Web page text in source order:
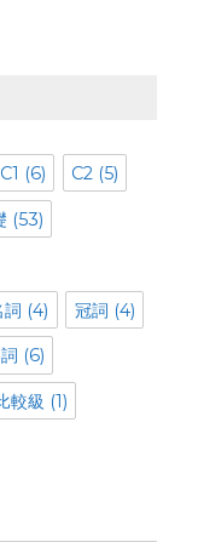
C1 (6) C2 (5)
(53)
詞 (4) 冠詞 (4)
(6)
較級 (1)